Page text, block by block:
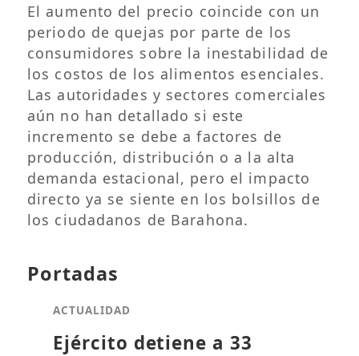
El aumento del precio coincide con un
periodo de quejas por parte de los
consumidores sobre la inestabilidad de
los costos de los alimentos esenciales.
Las autoridades y sectores comerciales
aún no han detallado si este
incremento se debe a factores de
producción, distribución o a la alta
demanda estacional, pero el impacto
directo ya se siente en los bolsillos de
los ciudadanos de Barahona.
Portadas
ACTUALIDAD
Ejército detiene a 33